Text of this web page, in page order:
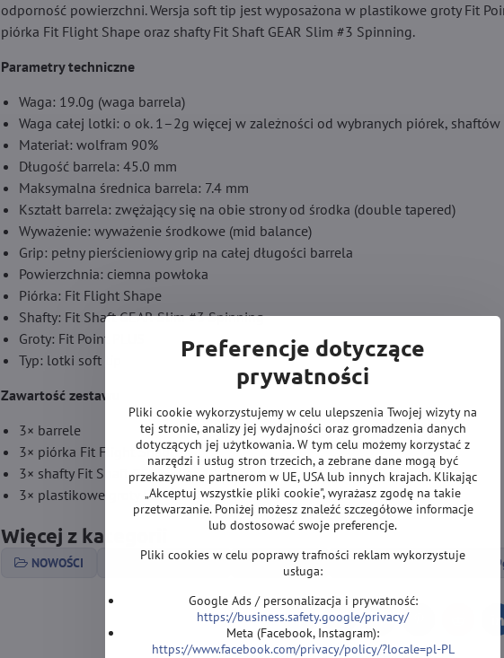
odporność powierzchni. Wersja soft tip jest wyposażona w plastikowe groty Fit
piórka Fit Flight Shape oraz shafty Fit Shaft GEAR Slim #3 Spinning.
Parametry techniczne
Waga: 19.0g (waga barrela)
Waga całej lotki: o ok. 1–2g więcej w zależności od wybranych piórek,
Materiał: wolfram 90%
Długość barrela: 45.0 mm
Maksymalna średnica barrela: 7.4 mm
Kształt barrela: zwężający się na obie strony od środka (double tapered)
Wyważenie: wyważenie środkowe (mid balance)
Grip: pełny pierścieniowy grip na całej długości barrela
Powierzchnia: ciemna powłoka
Piórka: Fit Flight Shape
Shafty: Fit Shaft GEAR Slim #3 Spinning
Groty: Fit Point PLUS
Typ: lotki soft tip
Zawartość zestawu
3× barrele
3× piórka Fit Flight Shape
3× shafty Fit Shaft GEAR Slim #3 Spinning
3× plastikowe groty Fit Point PLUS
Więcej z kategorii
NOWOŚCI LOTKI DO DARTA Lotki Soft Lotki Soft wolframowe
FacebookTwitterBluesky
Preferencje dotyczące
prywatności
Pliki cookie wykorzystujemy w celu ulepszenia Twojej wizyty na
tej stronie, analizy jej wydajności oraz gromadzenia danych
dotyczących jej użytkowania. W tym celu możemy korzystać z
narzędzi i usług stron trzecich, a zebrane dane mogą być
przekazywane partnerom w UE, USA lub innych krajach. Klikając
„Akceptuj wszystkie pliki cookie", wyrażasz zgodę na takie
przetwarzanie. Poniżej możesz znaleźć szczegółowe informacje
lub dostosować swoje preferencje.
Pliki cookies w celu poprawy trafności reklam wykorzystuje
usługa:
Google Ads / personalizacja i prywatność:
https://business.safety.google/privacy/
Meta (Facebook, Instagram):
https://www.facebook.com/privacy/policy/?locale=pl-PL